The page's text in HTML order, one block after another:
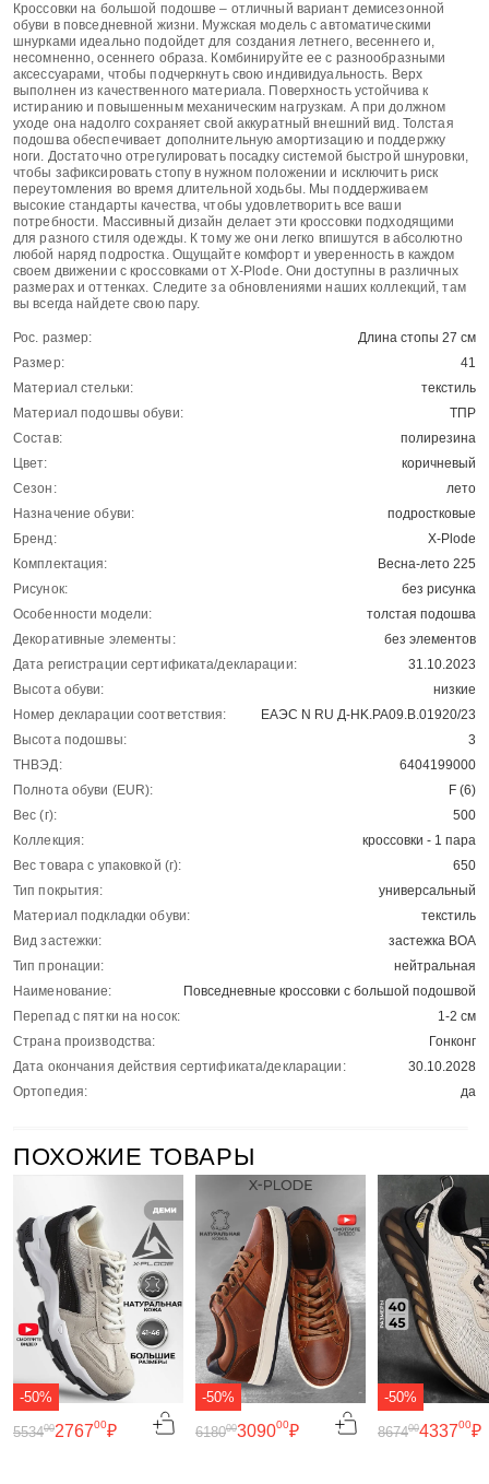
Кроссовки на большой подошве – отличный вариант демисезонной
обуви в повседневной жизни. Мужская модель с автоматическими
шнурками идеально подойдет для создания летнего, весеннего и,
несомненно, осеннего образа. Комбинируйте ее с разнообразными
аксессуарами, чтобы подчеркнуть свою индивидуальность. Верх
выполнен из качественного материала. Поверхность устойчива к
истиранию и повышенным механическим нагрузкам. А при должном
уходе она надолго сохраняет свой аккуратный внешний вид. Толстая
подошва обеспечивает дополнительную амортизацию и поддержку
ноги. Достаточно отрегулировать посадку системой быстрой шнуровки,
чтобы зафиксировать стопу в нужном положении и исключить риск
переутомления во время длительной ходьбы. Мы поддерживаем
высокие стандарты качества, чтобы удовлетворить все ваши
потребности. Массивный дизайн делает эти кроссовки подходящими
для разного стиля одежды. К тому же они легко впишутся в абсолютно
любой наряд подростка. Ощущайте комфорт и уверенность в каждом
своем движении с кроссовками от X-Plode. Они доступны в различных
размерах и оттенках. Следите за обновлениями наших коллекций, там
вы всегда найдете свою пару.
Рос. размер:
Длина стопы 27 см
Размер:
41
Материал стельки:
текстиль
Материал подошвы обуви:
ТПР
Состав:
полирезина
Цвет:
коричневый
Сезон:
лето
Назначение обуви:
подростковые
Бренд:
X-Plode
Комплектация:
Весна-лето 225
Рисунок:
без рисунка
Особенности модели:
толстая подошва
Декоративные элементы:
без элементов
Дата регистрации сертификата/декларации:
31.10.2023
Высота обуви:
низкие
Номер декларации соответствия:
ЕАЭС N RU Д-HK.РА09.В.01920/23
Высота подошвы:
3
ТНВЭД:
6404199000
Полнота обуви (EUR):
F (6)
Вес (г):
500
Коллекция:
кроссовки - 1 пара
Вес товара с упаковкой (г):
650
Тип покрытия:
универсальный
Материал подкладки обуви:
текстиль
Вид застежки:
застежка BOA
Тип пронации:
нейтральная
Наименование:
Повседневные кроссовки с большой подошвой
Перепад с пятки на носок:
1-2 см
Страна производства:
Гонконг
Дата окончания действия сертификата/декларации:
30.10.2028
Ортопедия:
да
ПОХОЖИЕ ТОВАРЫ
-50%
276700₽
553400
-50%
309000₽
618000
-50%
433700₽
867400